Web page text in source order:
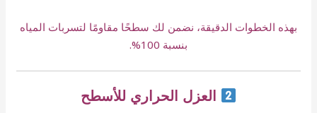
بهذه الخطوات الدقيقة، نضمن لك سطحًا مقاومًا لتسربات المياه
بنسبة 100%.
العزل الحراري للأسطح